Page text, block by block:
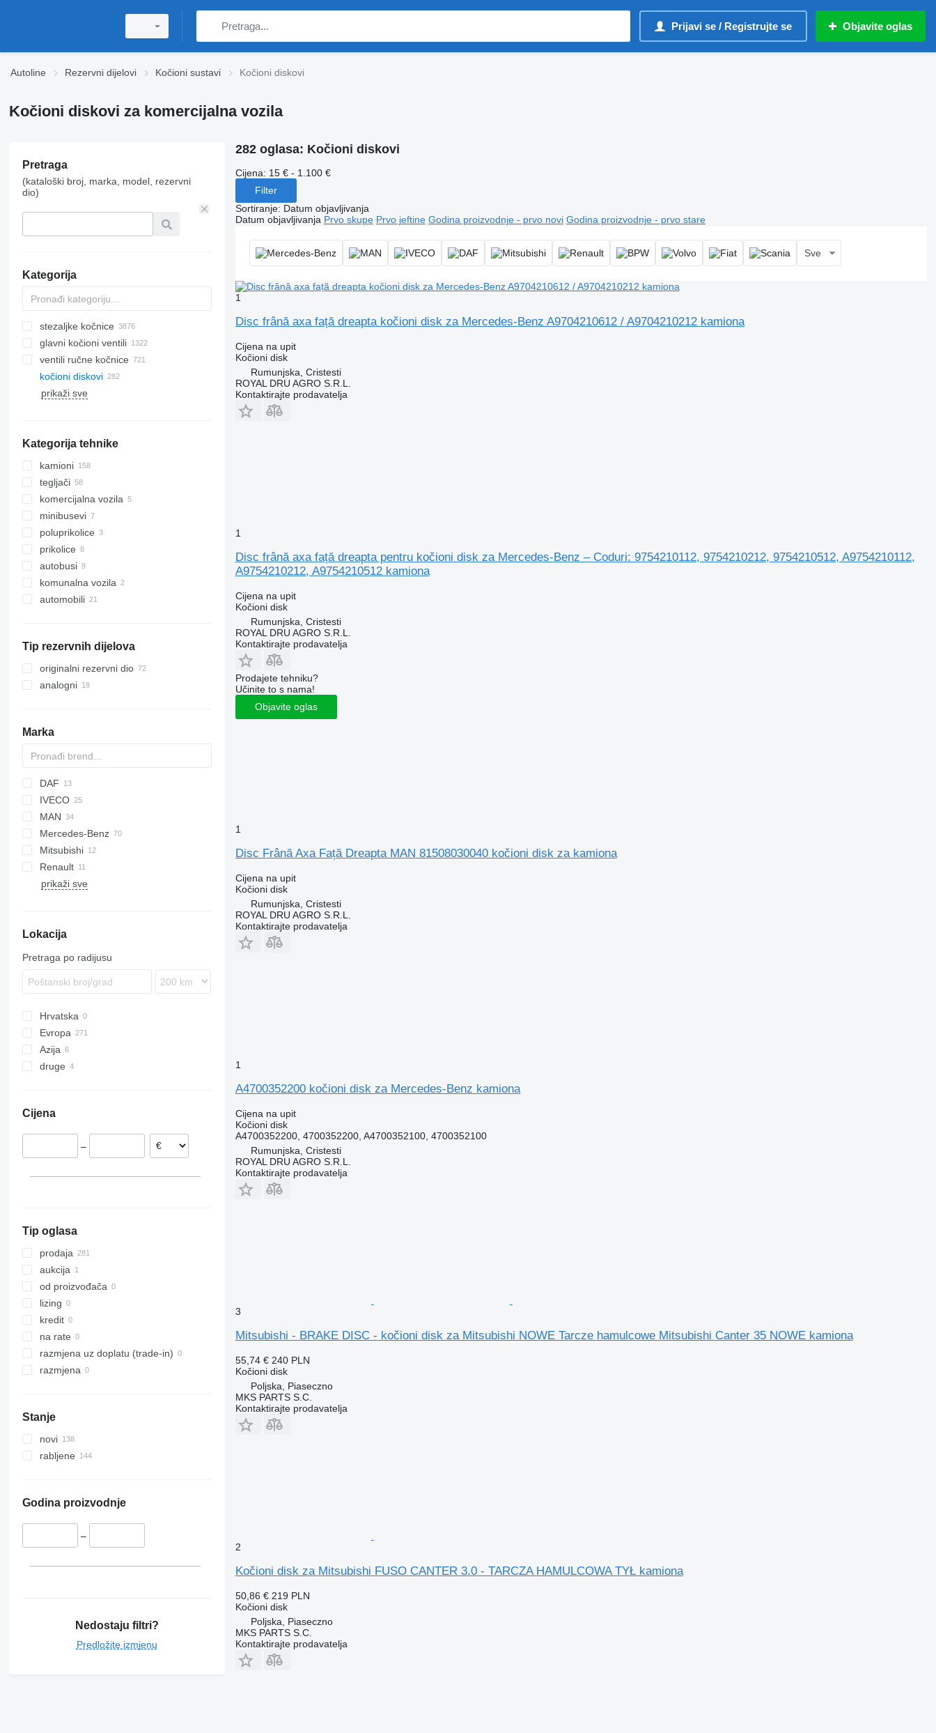
Prijavi se / Registrujte se Objavite oglas
Autoline Rezervni dijelovi Kočioni sustavi Kočioni diskovi
Kočioni diskovi za komercijalna vozila
Pretraga
(kataloški broj, marka, model, rezervni
dio)
Kategorija
stezaljkе kočnice
glavni kočioni ventili
ventili ručne kočnice
kočioni diskovi
prikaži sve
Kategorija tehnike
kamioni
tegljači
komercijalna vozila
minibusevi
poluprikolice
prikolice
autobusi
komunalna vozila
komunalni strojevi
automobili
Tip rezervnih dijelova
originalni rezervni dio
analogni
Marka
A-series
Q-series
Probus
M-Series
X-Series
DAF
LF
XF
F-MAX
IVECO
Daily
EuroCargo
Eurorider
Stralis
D-Max
LTM
MAN
F90
L2000
TGA
TGL
Mercedes-Benz
A-Class
Actros
Antos
Citaro
Integro
O-series
Tourismo
Vario
Viano
Vito
Mitsubishi
Canter
D-series
Atleon
Cabstar
911
Renault
Magnum
Midlum
Prestij
Golf
FH
VNL
prikaži sve
Lokacija
Pretraga po radijusu
Hrvatska
Evropa
Rumunjska
Nizozemska
Litvanija
Azija
Turska
druge
Cijena
–
Tip oglasa
prodaja
aukcija
od proizvođača
lizing
kredit
na rate
razmjena uz doplatu (trade-in)
razmjena
Stanje
novi
rabljene
Godina proizvodnje
–
Nedostaju filtri?
Predložite izmjenu
282 oglasa: Kočioni diskovi
Cijena: 15 € - 1.100 €
Filter
Sortiranje: Datum objavljivanja
Datum objavljivanja Prvo skupe Prvo jeftine Godina proizvodnje - prvo novi Godina proizvodnje - prvo stare
Sve
1
Disc frână axa față dreapta kočioni disk za Mercedes-Benz A9704210612 / A9704210212 kamiona
Cijena na upit
Kočioni disk
Rumunjska, Cristesti
ROYAL DRU AGRO S.R.L.
Kontaktirajte prodavatelja
1
Disc frână axa față dreapta pentru kočioni disk za Mercedes-Benz – Coduri: 9754210112, 9754210212, 9754210512, A9754210112,
A9754210212, A9754210512 kamiona
Cijena na upit
Kočioni disk
Rumunjska, Cristesti
ROYAL DRU AGRO S.R.L.
Kontaktirajte prodavatelja
Prodajete tehniku?
Učinite to s nama!
Objavite oglas
1
Disc Frână Axa Față Dreapta MAN 81508030040 kočioni disk za kamiona
Cijena na upit
Kočioni disk
Rumunjska, Cristesti
ROYAL DRU AGRO S.R.L.
Kontaktirajte prodavatelja
1
A4700352200 kočioni disk za Mercedes-Benz kamiona
Cijena na upit
Kočioni disk
A4700352200, 4700352200, A4700352100, 4700352100
Rumunjska, Cristesti
ROYAL DRU AGRO S.R.L.
Kontaktirajte prodavatelja
3
Mitsubishi - BRAKE DISC - kočioni disk za Mitsubishi NOWE Tarcze hamulcowe Mitsubishi Canter 35 NOWE kamiona
55,74 € 240 PLN
Kočioni disk
Poljska, Piaseczno
MKS PARTS S.C.
Kontaktirajte prodavatelja
2
Kočioni disk za Mitsubishi FUSO CANTER 3.0 - TARCZA HAMULCOWA TYŁ kamiona
50,86 € 219 PLN
Kočioni disk
Poljska, Piaseczno
MKS PARTS S.C.
Kontaktirajte prodavatelja